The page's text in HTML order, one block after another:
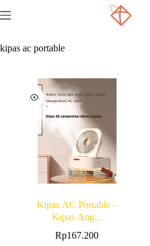
kipas ac portable
Kipas AC Portable –
Kipas Ang...
Rp167.200